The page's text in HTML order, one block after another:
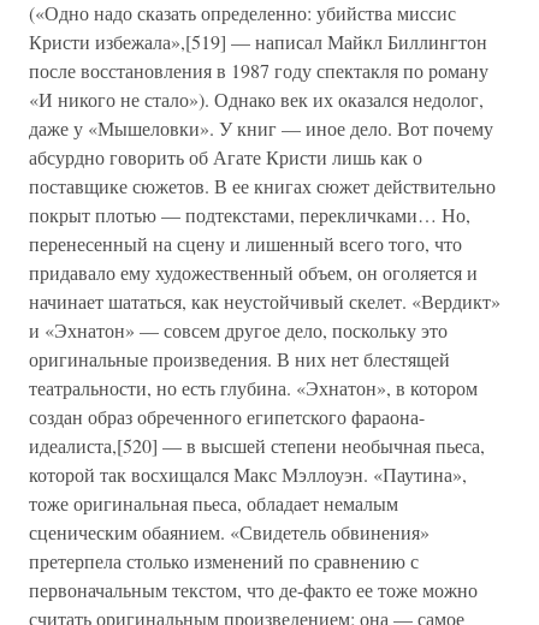
(«Одно надо сказать определенно: убийства миссис
Кристи избежала»,[519] — написал Майкл Биллингтон
после восстановления в 1987 году спектакля по роману
«И никого не стало»). Однако век их оказался недолог,
даже у «Мышеловки». У книг — иное дело. Вот почему
абсурдно говорить об Агате Кристи лишь как о
поставщике сюжетов. В ее книгах сюжет действительно
покрыт плотью — подтекстами, перекличками… Но,
перенесенный на сцену и лишенный всего того, что
придавало ему художественный объем, он оголяется и
начинает шататься, как неустойчивый скелет. «Вердикт»
и «Эхнатон» — совсем другое дело, поскольку это
оригинальные произведения. В них нет блестящей
театральности, но есть глубина. «Эхнатон», в котором
создан образ обреченного египетского фараона-
идеалиста,[520] — в высшей степени необычная пьеса,
которой так восхищался Макс Мэллоуэн. «Паутина»,
тоже оригинальная пьеса, обладает немалым
сценическим обаянием. «Свидетель обвинения»
претерпела столько изменений по сравнению с
первоначальным текстом, что де-факто ее тоже можно
считать оригинальным произведением; она — самое